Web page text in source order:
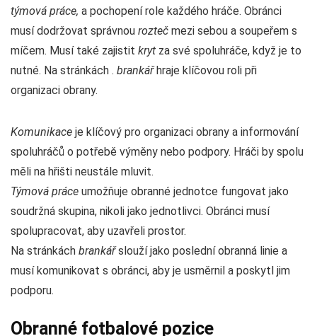
týmová práce, a pochopení role každého hráče. Obránci
musí dodržovat správnou rozteč mezi sebou a soupeřem s
míčem. Musí také zajistit kryt za své spoluhráče, když je to
nutné. Na stránkách . brankářhraje klíčovou roli při
organizaci obrany.
Komunikace je klíčový pro organizaci obrany a informování
spoluhráčů o potřebě výměny nebo podpory. Hráči by spolu
měli na hřišti neustále mluvit.
Týmová práce umožňuje obranné jednotce fungovat jako
soudržná skupina, nikoli jako jednotlivci. Obránci musí
spolupracovat, aby uzavřeli prostor.
Na stránkách brankářslouží jako poslední obranná linie a
musí komunikovat s obránci, aby je usměrnil a poskytl jim
podporu.
Obranné fotbalové pozice